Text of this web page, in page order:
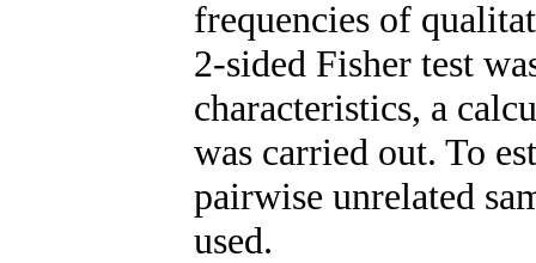
frequencies of
2-sided Fisher test
characteristics, a
was carried out. To
pairwise unrelated
used.